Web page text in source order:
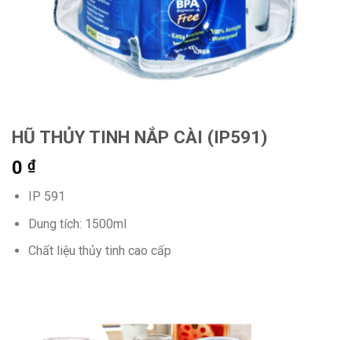
HŨ THỦY TINH NẮP CÀI (IP591)
0 ₫
IP 591
Dung tích: 1500ml
Chất liệu thủy tinh cao cấp